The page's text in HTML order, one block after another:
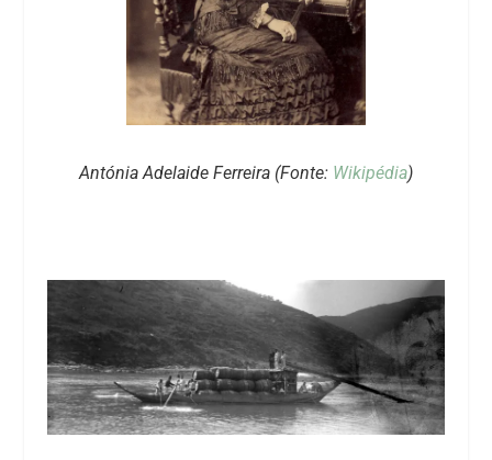
Antónia Adelaide Ferreira (Fonte: Wikipédia)